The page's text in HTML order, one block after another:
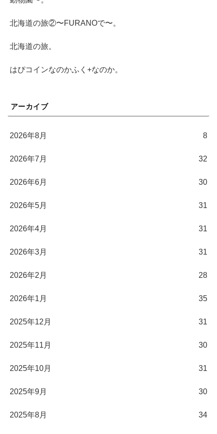
北海道の旅②〜FURANOで〜。
北海道の旅。
はぴコインなのかふく+なのか。
アーカイブ
2026年8月 8
2026年7月 32
2026年6月 30
2026年5月 31
2026年4月 31
2026年3月 31
2026年2月 28
2026年1月 35
2025年12月 31
2025年11月 30
2025年10月 31
2025年9月 30
2025年8月 34